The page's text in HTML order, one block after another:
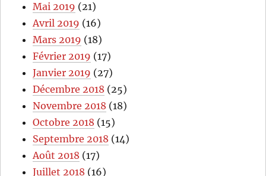
Mai 2019 (21)
Avril 2019 (16)
Mars 2019 (18)
Février 2019 (17)
Janvier 2019 (27)
Décembre 2018 (25)
Novembre 2018 (18)
Octobre 2018 (15)
Septembre 2018 (14)
Août 2018 (17)
Juillet 2018 (16)